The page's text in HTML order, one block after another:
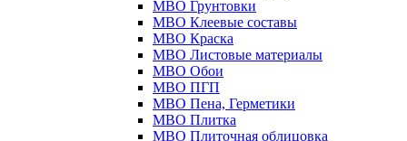
МВО Грунтовки
МВО Клеевые составы
МВО Краска
МВО Листовые материалы
МВО Обои
МВО ПГП
МВО Пена, Герметики
МВО Плитка
МВО Плиточная облицовка